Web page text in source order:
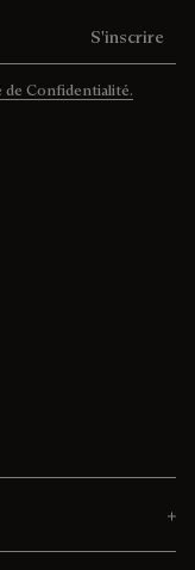
S'inscrire
de Confidentialité.